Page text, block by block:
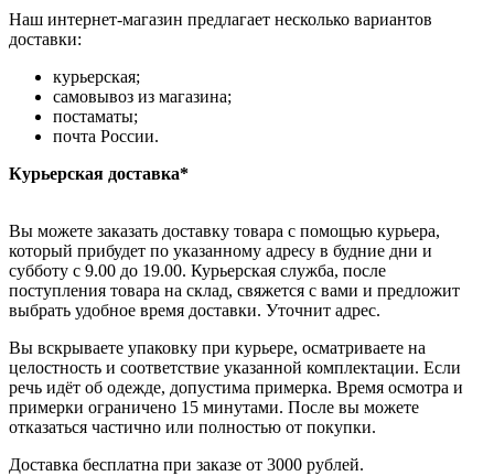
Наш интернет-магазин предлагает несколько вариантов
доставки:
курьерская;
самовывоз из магазина;
постаматы;
почта России.
Курьерская доставка*
Вы можете заказать доставку товара с помощью курьера,
который прибудет по указанному адресу в будние дни и
субботу с 9.00 до 19.00. Курьерская служба, после
поступления товара на склад, свяжется с вами и предложит
выбрать удобное время доставки. Уточнит адрес.
Вы вскрываете упаковку при курьере, осматриваете на
целостность и соответствие указанной комплектации. Если
речь идёт об одежде, допустима примерка. Время осмотра и
примерки ограничено 15 минутами. После вы можете
отказаться частично или полностью от покупки.
Доставка бесплатна при заказе от 3000 рублей.